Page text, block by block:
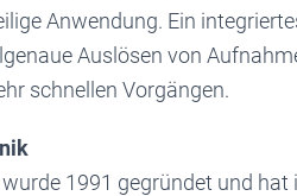
Anwendung. Ein
Auslösen von
schnellen Vorgängen.
1991 gegründet und hat